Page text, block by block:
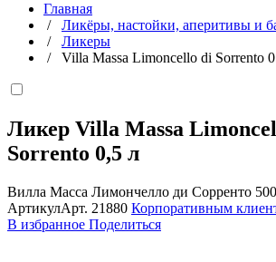
Главная
/ Ликёры, настойки, аперитивы и
/ Ликеры
/ Villa Massa Limoncello di Sorrento
Ликер Villa Massa
Sorrento 0,5 л
Вилла Масса Лимончелло ди Сорренто
АртикулАрт. 21880 Корпоративным
В избранное Поделиться